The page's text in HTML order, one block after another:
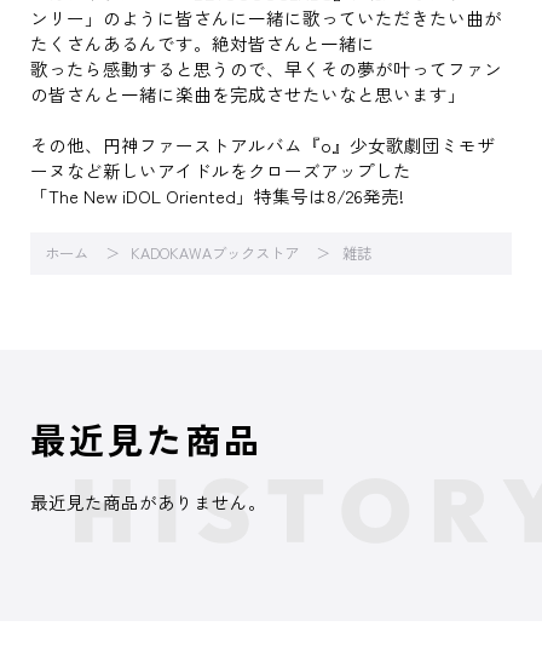
ンリー」のように皆さんに一緒に歌っていただきたい曲が
たくさんあるんです。絶対皆さんと一緒に
歌ったら感動すると思うので、早くその夢が叶ってファン
の皆さんと一緒に楽曲を完成させたいなと思います」
その他、円神ファーストアルバム『o』少女歌劇団ミモザ
ーヌなど新しいアイドルをクローズアップした
「The New iDOL Oriented」特集号は8/26発売!
ホーム KADOKAWAブックストア 雑誌
最近見た商品
最近見た商品がありません。